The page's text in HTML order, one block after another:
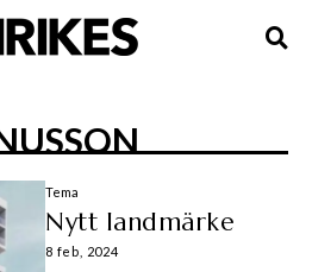
Tema
Nytt landmärke
8 feb, 2024